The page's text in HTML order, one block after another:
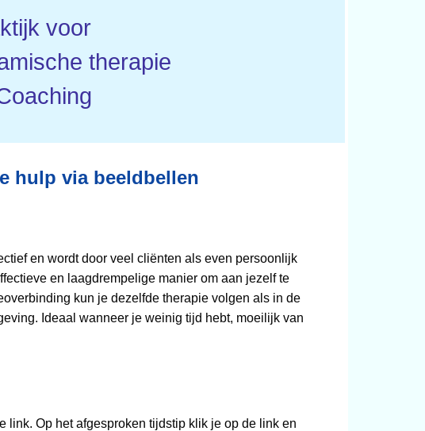
voor
therapie
hulp via beeldbellen
en wordt door veel cliënten als even persoonlijk
en laagdrempelige manier om aan jezelf te
kun je dezelfde therapie volgen als in de
Ideaal wanneer je weinig tijd hebt, moeilijk van
link. Op het afgesproken tijdstip klik je op de link en